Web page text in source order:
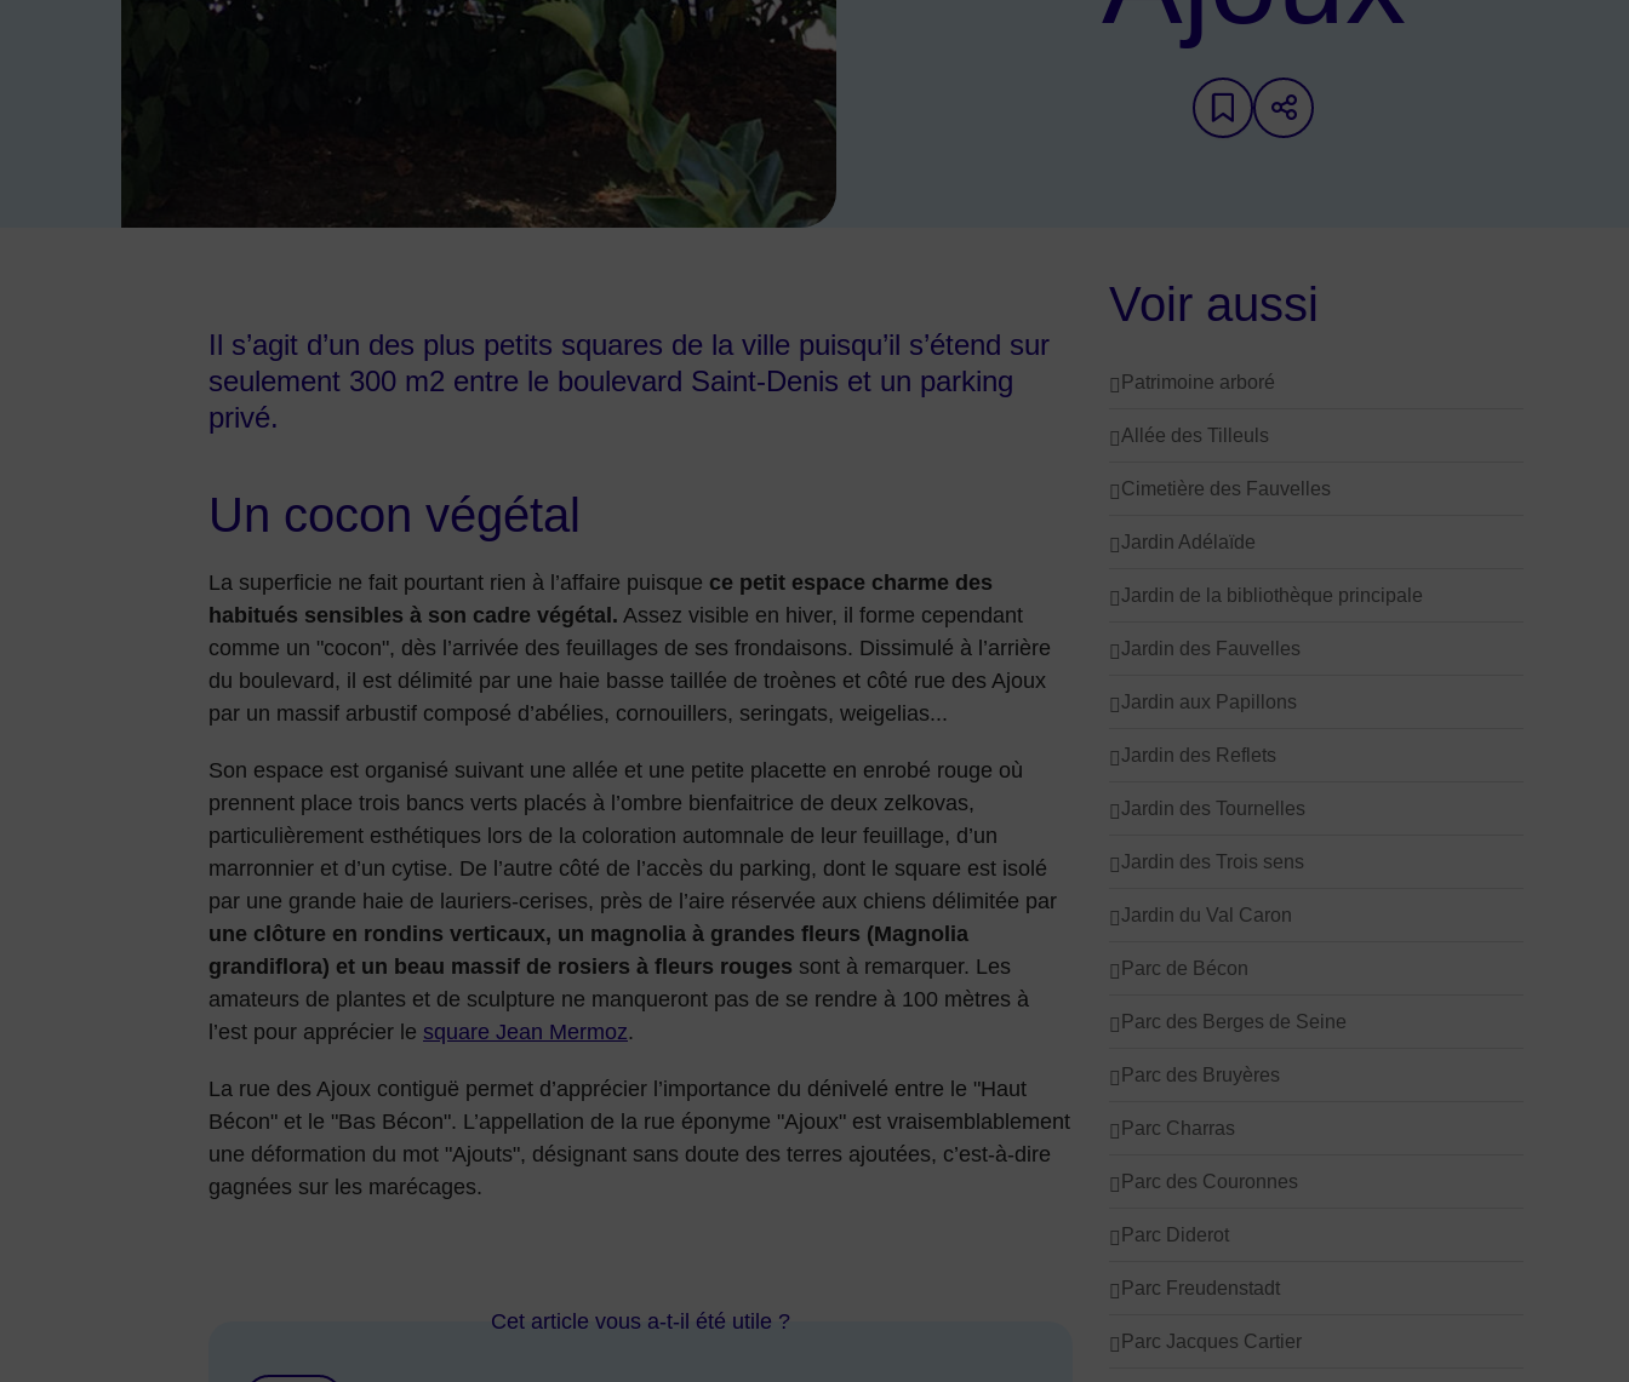
Ajouter aux favoris
Partager sur les réseaux
Il s’agit d’un des plus petits squares de la ville puisqu’il s’étend sur
seulement 300 m2 entre le boulevard Saint-Denis et un parking
privé.
Un cocon végétal
La superficie ne fait pourtant rien à l’affaire puisque ce petit espace charme des
habitués sensibles à son cadre végétal. Assez visible en hiver, il forme cependant
comme un "cocon", dès l’arrivée des feuillages de ses frondaisons. Dissimulé à l’arrière
du boulevard, il est délimité par une haie basse taillée de troènes et côté rue des Ajoux
par un massif arbustif composé d’abélies, cornouillers, seringats, weigelias...
Son espace est organisé suivant une allée et une petite placette en enrobé rouge où
prennent place trois bancs verts placés à l’ombre bienfaitrice de deux zelkovas,
particulièrement esthétiques lors de la coloration automnale de leur feuillage, d’un
marronnier et d’un cytise. De l’autre côté de l’accès du parking, dont le square est isolé
par une grande haie de lauriers-cerises, près de l’aire réservée aux chiens délimitée par
une clôture en rondins verticaux, un magnolia à grandes fleurs (Magnolia
grandiflora) et un beau massif de rosiers à fleurs rouges sont à remarquer. Les
amateurs de plantes et de sculpture ne manqueront pas de se rendre à 100 mètres à
l’est pour apprécier le square Jean Mermoz.
La rue des Ajoux contiguë permet d’apprécier l’importance du dénivelé entre le "Haut
Bécon" et le "Bas Bécon". L’appellation de la rue éponyme "Ajoux" est vraisemblablement
une déformation du mot "Ajouts", désignant sans doute des terres ajoutées, c’est-à-dire
gagnées sur les marécages.
Cet article vous a-t-il été utile ?
Voir aussi
Patrimoine arboré
Allée des Tilleuls
Cimetière des Fauvelles
Jardin Adélaïde
Jardin de la bibliothèque principale
Jardin des Fauvelles
Jardin aux Papillons
Jardin des Reflets
Jardin des Tournelles
Jardin des Trois sens
Jardin du Val Caron
Parc de Bécon
Parc des Berges de Seine
Parc des Bruyères
Parc Charras
Parc des Couronnes
Parc Diderot
Parc Freudenstadt
Parc Jacques Cartier